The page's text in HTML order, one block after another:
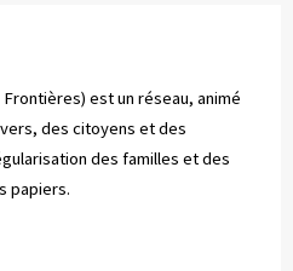
Frontières) est un réseau, animé
des citoyens et des
des familles et des
papiers.